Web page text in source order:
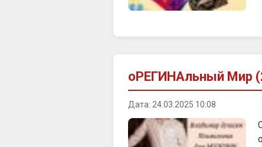
оРЕГИНАльный Мир
Дата: 24.03.2025 10:08